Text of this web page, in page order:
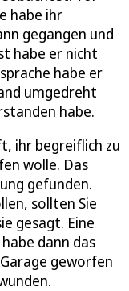
habe ihr
gegangen und
habe er nicht
habe er
umgedreht
habe.
ihr begreiflich zu
wolle. Das
gefunden.
sollten Sie
gesagt. Eine
dann das
geworfen